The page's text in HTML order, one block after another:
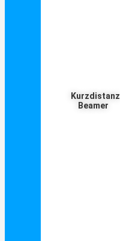
Kurzdistanz
Beamer